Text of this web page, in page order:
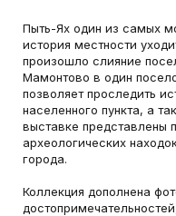
Пыть-Ях один из самых
история местности
произошло слияние
Мамонтово в один
позволяет проследить
населенного пункта, а
выставке представлены
археологических
города.
Коллекция дополнена